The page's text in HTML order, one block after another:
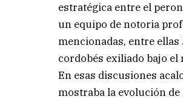
estratégica entre el
un equipo de notoria
mencionadas, entre
cordobés exiliado bajo
En esas discusiones
mostraba la evolución